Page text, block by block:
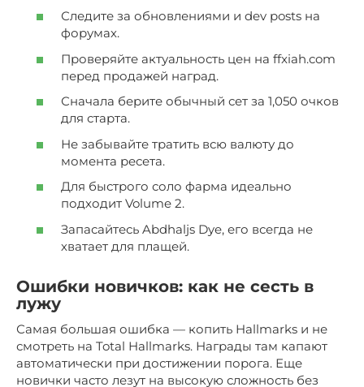
Следите за обновлениями и dev posts на
форумах.
Проверяйте актуальность цен на ffxiah.com
перед продажей наград.
Сначала берите обычный сет за 1,050 очков
для старта.
Не забывайте тратить всю валюту до
момента ресета.
Для быстрого соло фарма идеально
подходит Volume 2.
Запасайтесь Abdhaljs Dye, его всегда не
хватает для плащей.
Ошибки новичков: как не сесть в
лужу
Самая большая ошибка — копить Hallmarks и не
смотреть на Total Hallmarks. Награды там капают
автоматически при достижении порога. Еще
новички часто лезут на высокую сложность без